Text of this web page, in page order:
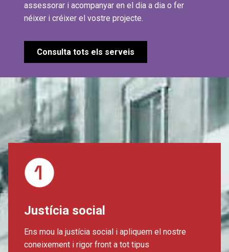
assessorar i acompanyar en el dia a dia o fer
néixer i créixer el vostre projecte.
Consulta tots els serveis
Justícia social
Ens mou la justícia social i apliquem el nostre
coneixement i rigor front a tot tipus